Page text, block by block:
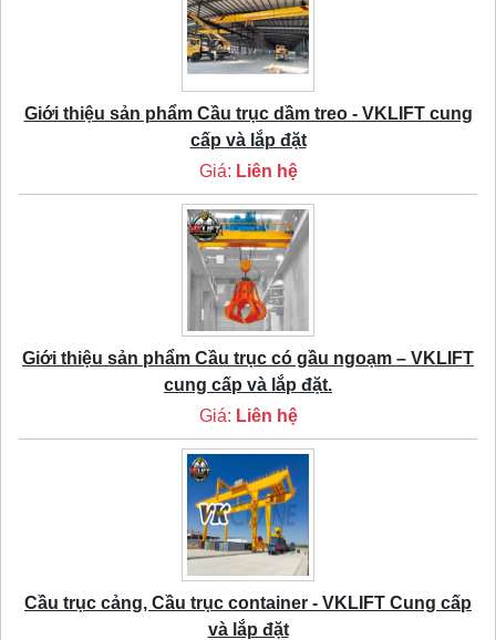
Giới thiệu sản phẩm Cầu trục dầm treo - VKLIFT cung
cấp và lắp đặt
Giá: Liên hệ
Giới thiệu sản phẩm Cầu trục có gầu ngoạm – VKLIFT
cung cấp và lắp đặt.
Giá: Liên hệ
Cầu trục cảng, Cầu trục container - VKLIFT Cung cấp
và lắp đặt